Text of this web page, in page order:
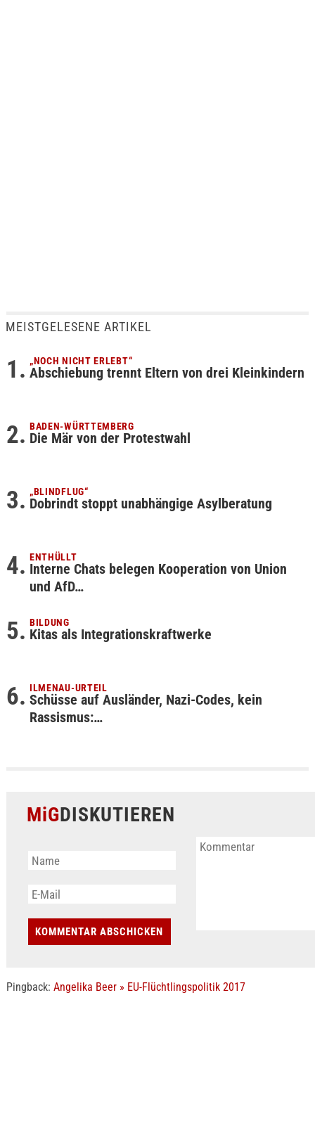
MEISTGELESENE ARTIKEL
„NOCH NICHT ERLEBT“
Abschiebung trennt Eltern von drei Kleinkindern
BADEN-WÜRTTEMBERG
Die Mär von der Protestwahl
„BLINDFLUG“
Dobrindt stoppt unabhängige Asylberatung
ENTHÜLLT
Interne Chats belegen Kooperation von Union
und AfD…
BILDUNG
Kitas als Integrationskraftwerke
ILMENAU-URTEIL
Schüsse auf Ausländer, Nazi-Codes, kein
Rassismus:…
MiGDISKUTIEREN
Pingback: Angelika Beer » EU-Flüchtlingspolitik 2017